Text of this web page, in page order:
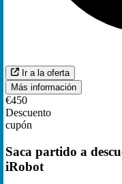
Ir a la oferta
Más información
€450
Descuento
cupón
Saca partido a
iRobot